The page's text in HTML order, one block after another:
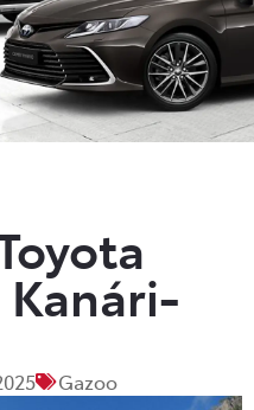
Kanári-
Gazoo